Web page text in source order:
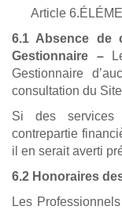
Article
6.1 Absence de
Gestionnaire –
Gestionnaire
consultation du
Si des services
contrepartie
il en serait averti
6.2 Honoraires
Les